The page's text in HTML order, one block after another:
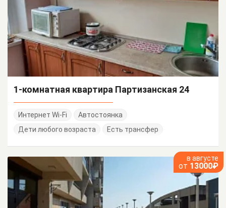
1-комнатная квартира Партизанская 24
Интернет Wi-Fi
Автостоянка
Дети любого возраста
Есть трансфер
в августе
от 13000₽